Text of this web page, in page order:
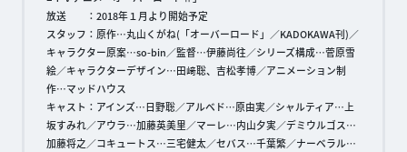
放送 ：2018年１月より開始予定
スタッフ：原作…丸山くがね(「オーバーロード」／KADOKAWA刊)／
キャラクター原案…so-bin／監督…伊藤尚往／シリーズ構成…菅原雪
絵／キャラクターデザイン…田﨑聡、吉松孝博／アニメーション制
作…マッドハウス
キャスト：アインズ…日野聡／アルベド…原由実／シャルティア…上
坂すみれ／アウラ…加藤英美里／マーレ…内山夕実／デミウルゴス…
加藤将之／コキュートス…三宅健太／セバス…千葉繁／ナーベラル…